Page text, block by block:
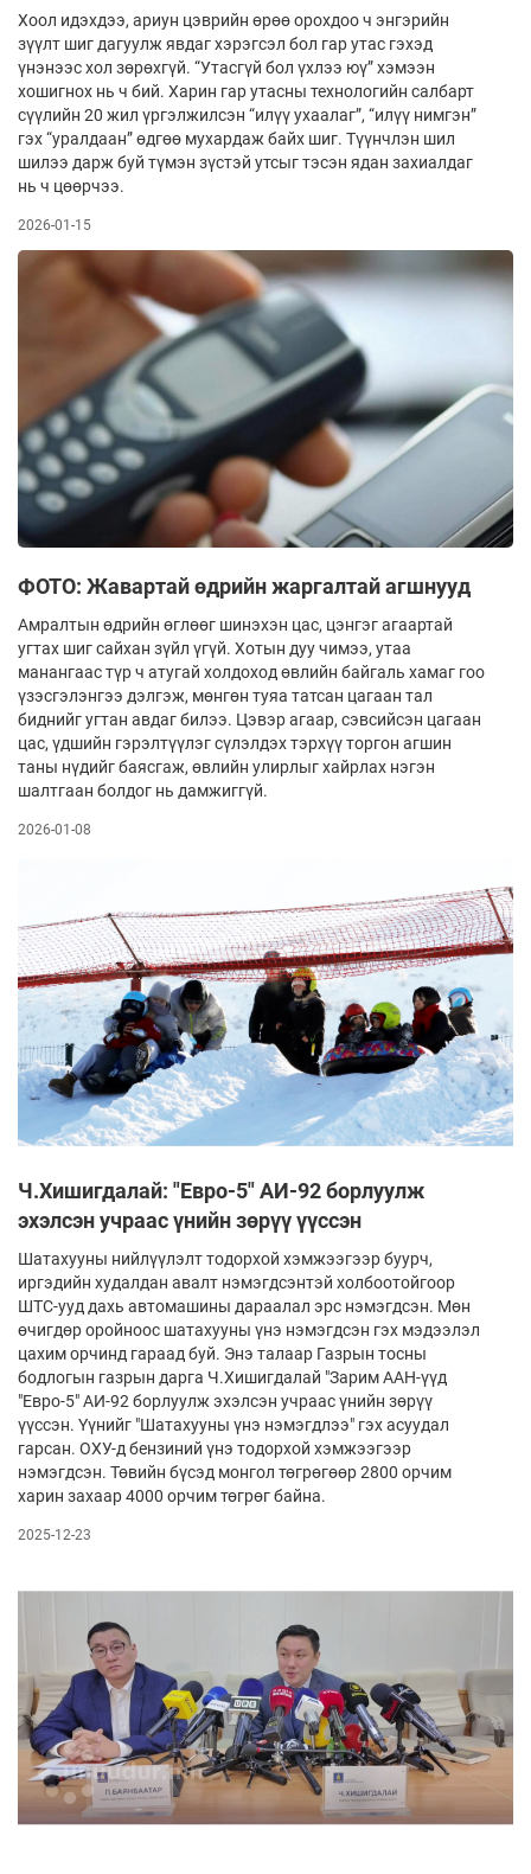
Хоол идэхдээ, ариун цэврийн өрөө орохдоо ч энгэрийн
зүүлт шиг дагуулж явдаг хэрэгсэл бол гар утас гэхэд
үнэнээс хол зөрөхгүй. “Утасгүй бол үхлээ юү” хэмээн
хошигнох нь ч бий. Харин гар утасны технологийн салбарт
сүүлийн 20 жил үргэлжилсэн “илүү ухаалаг”, “илүү нимгэн”
гэх “уралдаан” өдгөө мухардаж байх шиг. Түүнчлэн шил
шилээ дарж буй түмэн зүстэй утсыг тэсэн ядан захиалдаг
нь ч цөөрчээ.
2026-01-15
ФОТО: Жавартай өдрийн жаргалтай агшнууд
Амралтын өдрийн өглөөг шинэхэн цас, цэнгэг агаартай
угтах шиг сайхан зүйл үгүй. Хотын дуу чимээ, утаа
манангаас түр ч атугай холдоход өвлийн байгаль хамаг гоо
үзэсгэлэнгээ дэлгэж, мөнгөн туяа татсан цагаан тал
биднийг угтан авдаг билээ. Цэвэр агаар, сэвсийсэн цагаан
цас, үдшийн гэрэлтүүлэг сүлэлдэх тэрхүү торгон агшин
таны нү­­дийг баясгаж, өвлийн улирлыг хайрлах нэгэн
шалтгаан болдог нь дамжиггүй.
2026-01-08
Ч.Хишигдалай: "Евро-5" АИ-92 борлуулж
эхэлсэн учраас үнийн зөрүү үүссэн
Шатахууны нийлүүлэлт тодорхой хэмжээгээр буурч,
иргэдийн худалдан авалт нэмэгдсэнтэй холбоотойгоор
ШТС-ууд дахь автомашины дараалал эрс нэмэгдсэн. Мөн
өчигдөр оройноос шатахууны үнэ нэмэгдсэн гэх мэдээлэл
цахим орчинд гараад буй. Энэ талаар Газрын тосны
бодлогын газрын дарга Ч.Хишигдалай "Зарим ААН-үүд
"Евро-5" АИ-92 борлуулж эхэлсэн учраас үнийн зөрүү
үүссэн. Үүнийг "Шатахууны үнэ нэмэгдлээ" гэх асуудал
гарсан. ОХУ-д бензиний үнэ тодорхой хэмжээгээр
нэмэгдсэн. Төвийн бүсэд монгол төгрөгөөр 2800 орчим
харин захаар 4000 орчим төгрөг байна.
2025-12-23